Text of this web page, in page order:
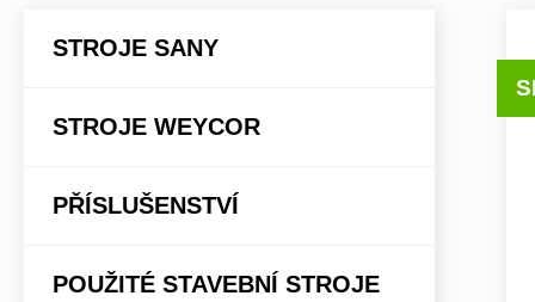
STROJE SANY
STROJE WEYCOR
PŘÍSLUŠENSTVÍ
POUŽITÉ STAVEBNÍ STROJE